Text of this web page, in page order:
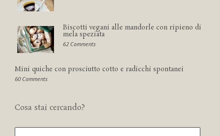
Biscotti vegani alle mandorle con ripieno di
mela speziata
62 Comments
Mini quiche con prosciutto cotto e radicchi spontanei
60 Comments
Cosa stai cercando?